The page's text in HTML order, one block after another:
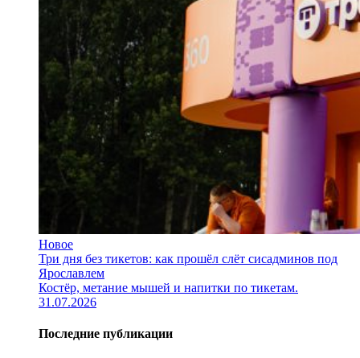
Новое
Три дня без тикетов: как прошёл слёт сисадминов под
Ярославлем
Костёр, метание мышей и напитки по тикетам.
31.07.2026
Последние публикации